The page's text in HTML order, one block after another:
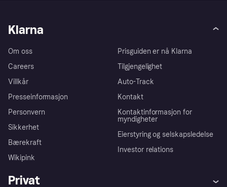
Klarna
Om oss
Careers
Villkår
Presseinformasjon
Personvern
Sikkerhet
Bærekraft
Wikipink
Prisguiden er nå Klarna
Tilgjengelighet
Auto-Track
Kontakt
Kontaktinformasjon for
myndigheter
Eierstyring og selskapsledelse
Investor relations
Privat